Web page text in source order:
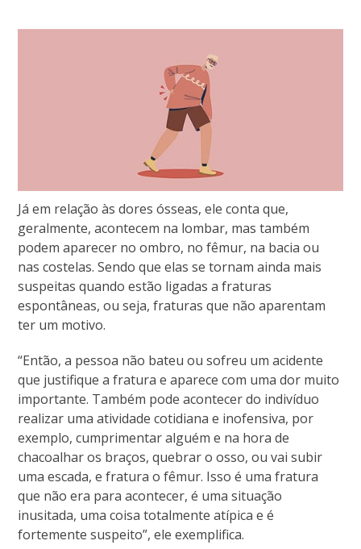
Já em relação às dores ósseas, ele conta que,
geralmente, acontecem na lombar, mas também
podem aparecer no ombro, no fêmur, na bacia ou
nas costelas. Sendo que elas se tornam ainda mais
suspeitas quando estão ligadas a fraturas
espontâneas, ou seja, fraturas que não aparentam
ter um motivo.
“Então, a pessoa não bateu ou sofreu um acidente
que justifique a fratura e aparece com uma dor muito
importante. Também pode acontecer do indivíduo
realizar uma atividade cotidiana e inofensiva, por
exemplo, cumprimentar alguém e na hora de
chacoalhar os braços, quebrar o osso, ou vai subir
uma escada, e fratura o fêmur. Isso é uma fratura
que não era para acontecer, é uma situação
inusitada, uma coisa totalmente atípica e é
fortemente suspeito”, ele exemplifica.